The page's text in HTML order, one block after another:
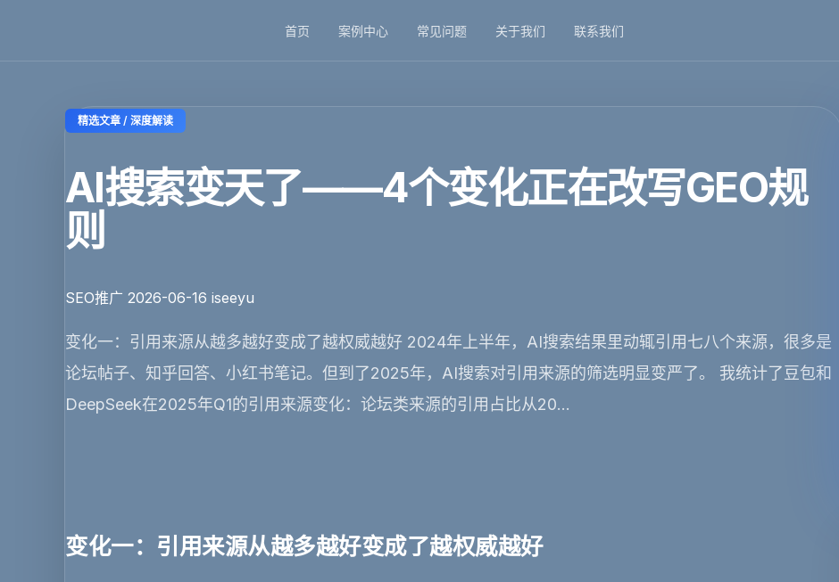
首页 案例中心 常见问题 关于我们 联系我们
精选文章 / 深度解读
AI搜索变天了——4个变化正在改写GEO规
则
SEO推广 2026-06-16 iseeyu
变化一：引用来源从越多越好变成了越权威越好 2024年上半年，AI搜索结果里动辄引用七八个来源，很多是
论坛帖子、知乎回答、小红书笔记。但到了2025年，AI搜索对引用来源的筛选明显变严了。 我统计了豆包和
DeepSeek在2025年Q1的引用来源变化：论坛类来源的引用占比从20...
变化一：引用来源从越多越好变成了越权威越好